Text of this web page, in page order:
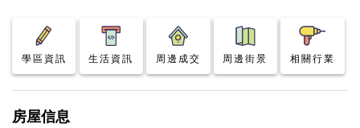
學區資訊 生活資訊 周邊成交 周邊街景 相關行業
房屋信息